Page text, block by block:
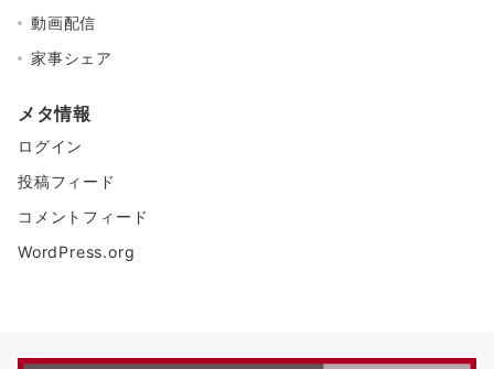
動画配信
家事シェア
メタ情報
ログイン
投稿フィード
コメントフィード
WordPress.org